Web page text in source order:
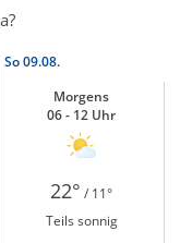
So09.08.
Morgens
06 - 12 Uhr
22° / 11°
Teils sonnig